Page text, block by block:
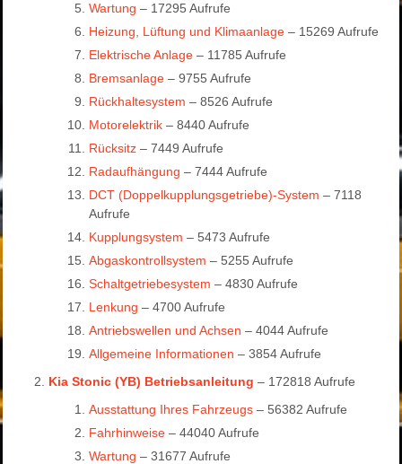
Wartung – 17295 Aufrufe
Heizung, Lüftung und Klimaanlage – 15269 Aufrufe
Elektrische Anlage – 11785 Aufrufe
Bremsanlage – 9755 Aufrufe
Rückhaltesystem – 8526 Aufrufe
Motorelektrik – 8440 Aufrufe
Rücksitz – 7449 Aufrufe
Radaufhängung – 7444 Aufrufe
DCT (Doppelkupplungsgetriebe)-System – 7118
Aufrufe
Kupplungsystem – 5473 Aufrufe
Abgaskontrollsystem – 5255 Aufrufe
Schaltgetriebesystem – 4830 Aufrufe
Lenkung – 4700 Aufrufe
Antriebswellen und Achsen – 4044 Aufrufe
Allgemeine Informationen – 3854 Aufrufe
Kia Stonic (YB) Betriebsanleitung – 172818 Aufrufe
Ausstattung Ihres Fahrzeugs – 56382 Aufrufe
Fahrhinweise – 44040 Aufrufe
Wartung – 31677 Aufrufe